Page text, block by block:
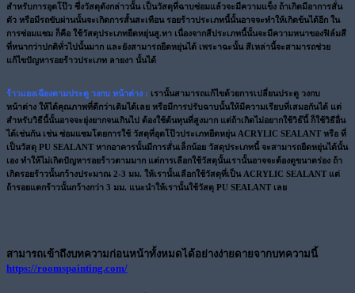
สำหรับการอุดโป๊ว ซึ่งวัสดุดังกล่าวนั้น เป็นวัสดุที่ฉาบซ่อมแล้วจะมีความแข็ง ถ้าเกิดมีอาการสั่น
ตัว หรือมีรถขับผ่านนั้นจะเกิดการสั้นสะเทือน รอยร้าวประเภทนี้นั้นอาจจะทำให้เกิดข้นได้อีก ใน
การซ่อมแซม ก็คือ ใช้วัสดุประเภทยืดหยุ่นสู.ทา เนื่องจากสีประเภทนี้นั้นจะมีความหนาของฟิล์มสี
ที่หนากว่าปกติทั่วไปนั้นมาก และยังสามารถยืดหยุ่นได้ เพระาฉะนั้น สีเหล่านี้จะสามารถช่วย
แก้ไขปัญหารอยร้าวประเภท ลายงา นั้นได้
ร้าวแยงเฉียงตามประตู วงกบ หน้าต่าง : เรานั้นสามารถแก้ไขด้วยการเปลี่ยนประตู วงกบ
หน้าต่าง ให้ได้คุณภาพที่ดีกว่าเดิมได้เลย หรือมีการปรับฉาบนั้นให้มีความเรียบที่เสมอกันได้ แต่
สำหรับวิธีนี้นั้นอาจจะยุ่งยากจนเกินไป ต้องใช้ต้นทุนที่สูงมาก แต่ถ้าเกิดไม่อยากใช้วิธ๊นี้ ก็ใช้วิธีอื่น
ได้เช่นกัน เช่น ซ่อมแซมโดยการใช้ วัสดุที่อุดโป๊วประเภทยืดหยุ่น ACRYLIC SEALANT หรือ ที่
เป็นวัสดุ PU SEALANT หากอาคารนั้นมีการสั่นเล็กน้อย วัสดุประเภทนี้ จะสามารถยืดหยุ่นได้นั้น
เอง ทำให้ไม่เกิดปัญหารอยร้าวตามมาก แต่การเลือกใช้วัสดุนั้นเรานั้นอาจจะต้องดูขนาดร่อง ถ้า
เกิดรอยร้าวนั้นกว้างประมาณ 2-3 มม. ให้เรานั้นเลือกใช้วัสดุที่เป็น ACRYLIC SEALANT แต่
ถ้ารอยแตกร้าวนั้นกว้างกว่า 3 มม. แนะนำให้เรานั้นใช้วัสดุ PU SEALANT เลย
สามารถเข้าถึงบทความก่อนหน้าทั้งหมดได้อย่างง่ายดายจากบทความนี้
https://roomspainting.com/